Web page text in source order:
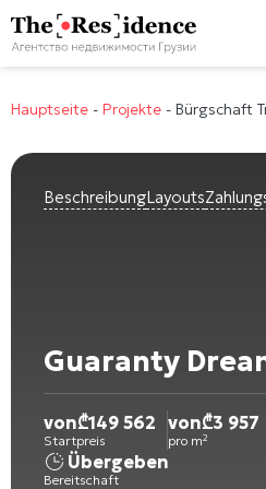
Hauptseite - Projekte - Bürgschaft
BeschreibungLayouts
Guaranty
von₾149 562
Startpreis
von₾3 957
pro m²
Übergeben
Bereitschaft